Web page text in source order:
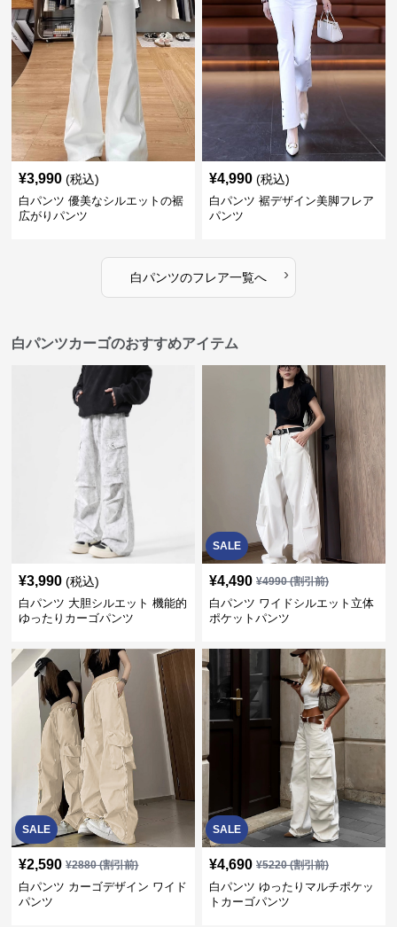
¥3,990 (税込)
白パンツ 優美なシルエットの裾
広がりパンツ
¥4,990 (税込)
白パンツ 裾デザイン美脚フレア
パンツ
白パンツのフレア一覧へ ›
白パンツカーゴのおすすめアイテム
¥3,990 (税込)
白パンツ 大胆シルエット 機能的
ゆったりカーゴパンツ
SALE
¥4,490 ¥4990(割引前)
白パンツ ワイドシルエット立体
ポケットパンツ
SALE
¥2,590 ¥2880(割引前)
白パンツ カーゴデザイン ワイド
パンツ
SALE
¥4,690 ¥5220(割引前)
白パンツ ゆったりマルチポケッ
トカーゴパンツ